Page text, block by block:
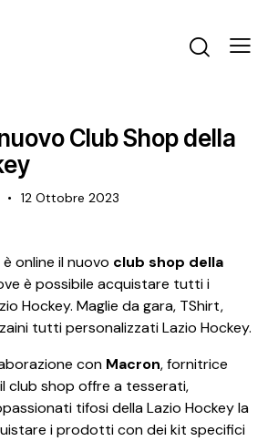
Club Shop della
12 Ottobre 2023
online il nuovo club shop della
è possibile acquistare tutti i
Hockey. Maglie da gara, TShirt,
tutti personalizzati Lazio Hockey.
con Macron, fornitrice
club shop offre a tesserati,
tifosi della Lazio Hockey la
i prodotti con dei kit specifici